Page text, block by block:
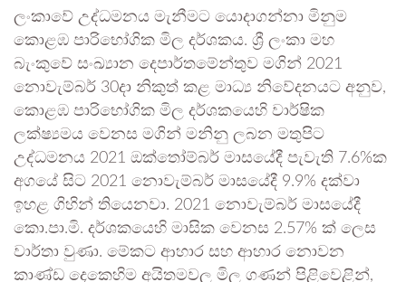
ලංකාවේ උද්ධමනය මැනීමට යොදාගන්නා මිනුම
කොළඹ පාරිභෝගික මිල දර්ශකය. ශ්‍රී ලංකා මහ
බැංකුවේ සංඛ්‍යාන දෙපාර්තමේන්තුව මගින් 2021
නොවැම්බර් 30දා නිකුත් කළ මාධ්‍ය නිවේදනයට අනුව,
කොළඹ පාරිභෝගික මිල දර්ශකයෙහි වාර්ෂික
ලක්ෂ්‍යමය වෙනස මගින් මනිනු ලබන මතුපිට
උද්ධමනය 2021 ඔක්තෝම්බර් මාසයේදී පැවැති 7.6%ක
අගයේ සිට 2021 නොවැම්බර් මාසයේදී 9.9% දක්වා
ඉහළ ගිහින් තියෙනවා. 2021 නොවැම්බර් මාසයේදී
කො.පා.මි. දර්ශකයෙහි මාසික වෙනස 2.57% ක් ලෙස
වාර්තා වුණා. මේකට ආහාර සහ ආහාර නොවන
කාණ්ඩ දෙකෙහිම අයිතමවල මිල ගණන් පිළිවෙළින්,